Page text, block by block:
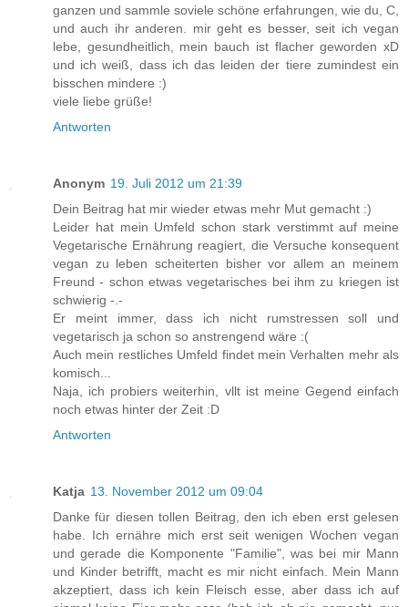
ganzen und sammle soviele schöne erfahrungen, wie du, C,
und auch ihr anderen. mir geht es besser, seit ich vegan
lebe, gesundheitlich, mein bauch ist flacher geworden xD
und ich weiß, dass ich das leiden der tiere zumindest ein
bisschen mindere :)
viele liebe grüße!
Antworten
Anonym 19. Juli 2012 um 21:39
Dein Beitrag hat mir wieder etwas mehr Mut gemacht :)
Leider hat mein Umfeld schon stark verstimmt auf meine
Vegetarische Ernährung reagiert, die Versuche konsequent
vegan zu leben scheiterten bisher vor allem an meinem
Freund - schon etwas vegetarisches bei ihm zu kriegen ist
schwierig -.-
Er meint immer, dass ich nicht rumstressen soll und
vegetarisch ja schon so anstrengend wäre :(
Auch mein restliches Umfeld findet mein Verhalten mehr als
komisch...
Naja, ich probiers weiterhin, vllt ist meine Gegend einfach
noch etwas hinter der Zeit :D
Antworten
Katja 13. November 2012 um 09:04
Danke für diesen tollen Beitrag, den ich eben erst gelesen
habe. Ich ernähre mich erst seit wenigen Wochen vegan
und gerade die Komponente "Familie", was bei mir Mann
und Kinder betrifft, macht es mir nicht einfach. Mein Mann
akzeptiert, dass ich kein Fleisch esse, aber dass ich auf